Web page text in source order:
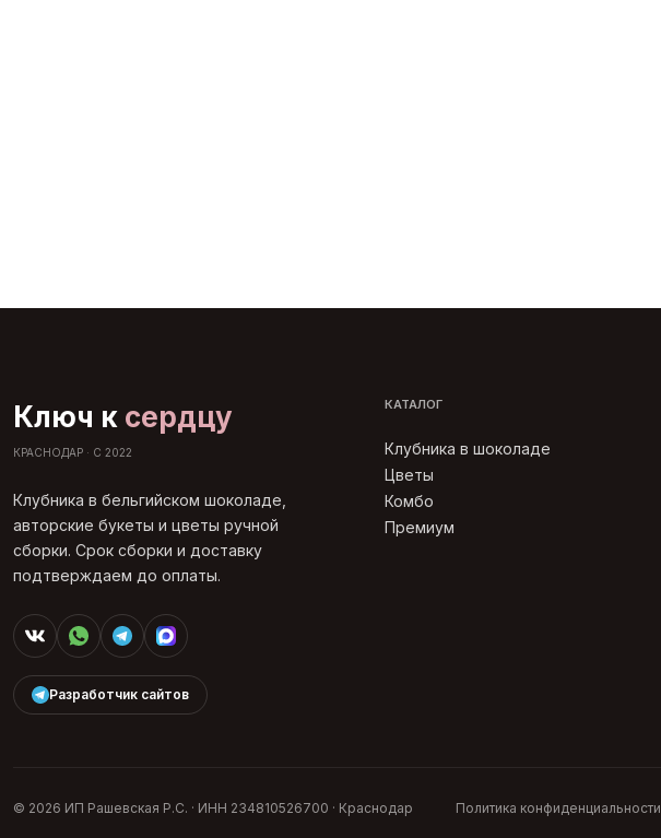
Ключ к сердцу
КРАСНОДАР · С 2022
Клубника в бельгийском шоколаде,
авторские букеты и цветы ручной
сборки. Срок сборки и доставку
подтверждаем до оплаты.
Разработчик сайтов
КАТАЛОГ
Клубника в шоколаде
Цветы
Комбо
Премиум
© 2026 ИП Рашевская Р.С. · ИНН 234810526700 · Краснодар Политика конфиденциальности